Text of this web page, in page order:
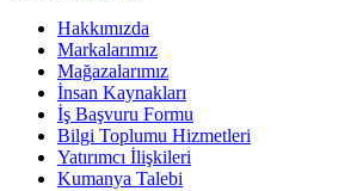
Hakkımızda
Markalarımız
Mağazalarımız
İnsan Kaynakları
İş Başvuru Formu
Bilgi Toplumu Hizmetleri
Yatırımcı İlişkileri
Kumanya Talebi